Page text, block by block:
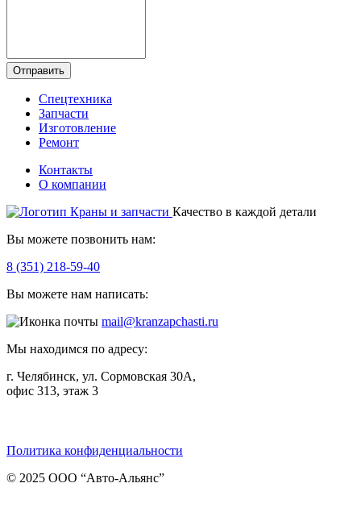
Отправить
Спецтехника
Запчасти
Изготовление
Ремонт
Контакты
О компании
Качество в каждой детали
Вы можете позвонить нам:
8 (351) 218-59-40
Вы можете нам написать:
mail@kranzapchasti.ru
Мы находимся по адресу:
г. Челябинск, ул. Сормовская 30А,
офис 313, этаж 3
Политика конфиденциальности
© 2025 ООО “Авто-Альянс”